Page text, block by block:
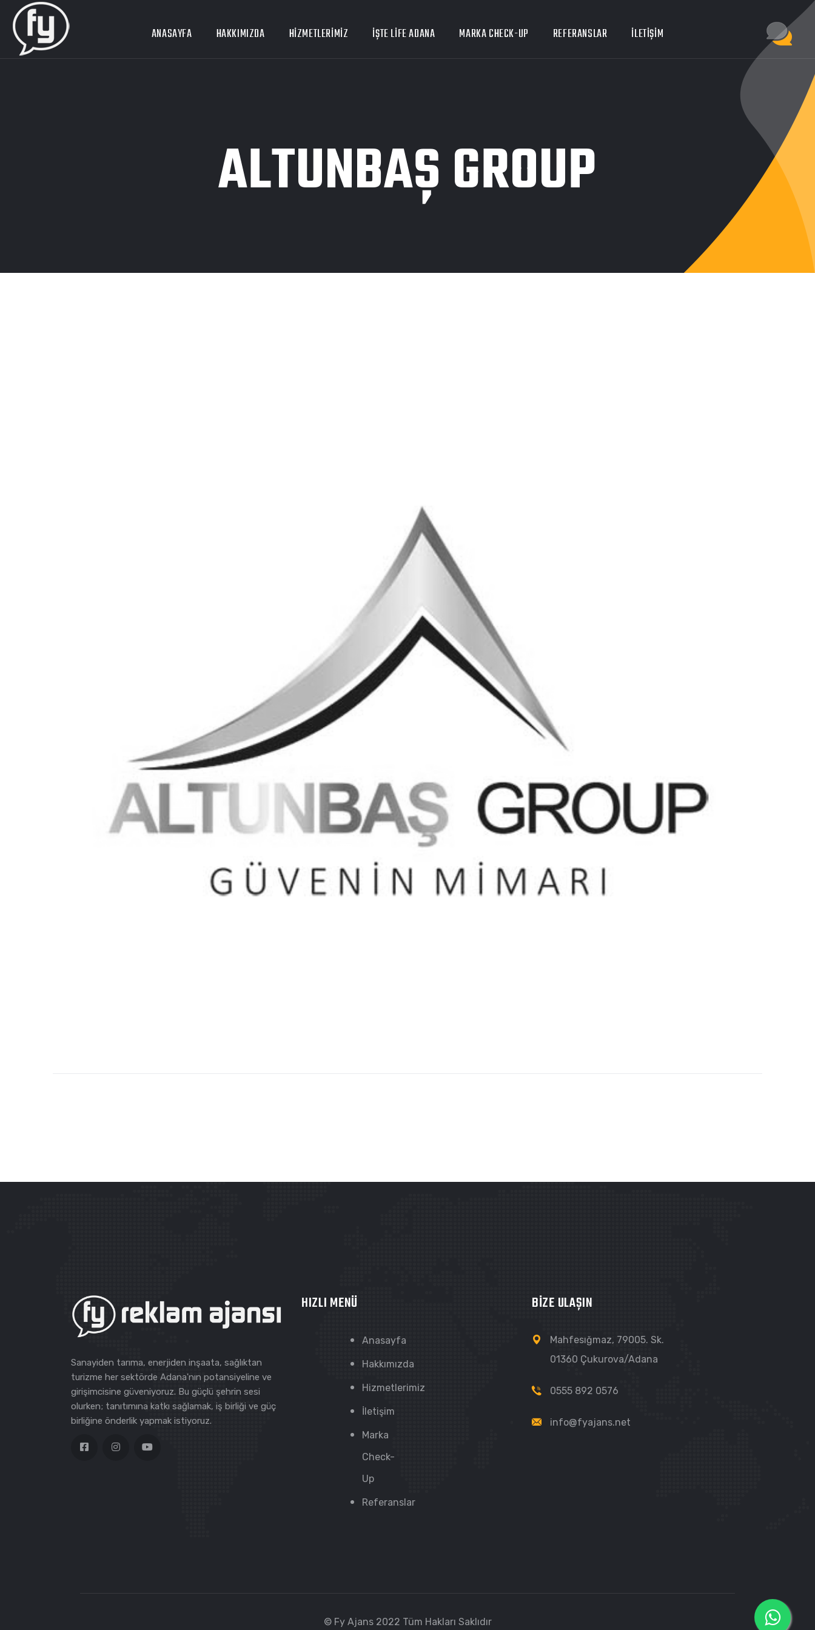
ANASAYFA HAKKIMIZDA HIZMETLERIMIZ İŞTE LİFE ADANA MARKA CHECK-UP REFERANSLAR İLETIŞIM
ALTUNBAŞ GROUP
Sanayiden tarıma, enerjiden inşaata, sağlıktan
turizme her sektörde Adana'nın potansiyeline ve
girişimcisine güveniyoruz. Bu güçlü şehrin sesi
olurken; tanıtımına katkı sağlamak, iş birliği ve güç
birliğine önderlik yapmak istiyoruz.
HIZLI MENÜ
Anasayfa
Hakkımızda
Hizmetlerimiz
İletişim
Marka
Check-
Up
Referanslar
BİZE ULAŞIN
Mahfesığmaz, 79005. Sk.
01360 Çukurova/Adana
0555 892 0576
info@fyajans.net
© Fy Ajans 2022 Tüm Hakları Saklıdır